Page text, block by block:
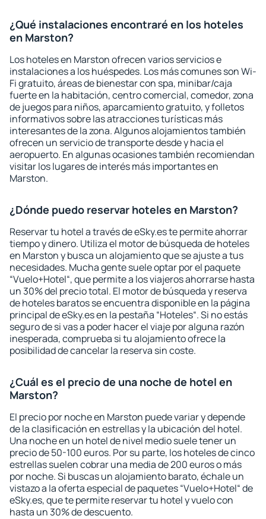
¿Qué instalaciones encontraré en los hoteles
en Marston?
Los hoteles en Marston ofrecen varios servicios e
instalaciones a los huéspedes. Los más comunes son Wi-
Fi gratuito, áreas de bienestar con spa, minibar/caja
fuerte en la habitación, centro comercial, comedor, zona
de juegos para niños, aparcamiento gratuito, y folletos
informativos sobre las atracciones turísticas más
interesantes de la zona. Algunos alojamientos también
ofrecen un servicio de transporte desde y hacia el
aeropuerto. En algunas ocasiones también recomiendan
visitar los lugares de interés más importantes en
Marston.
¿Dónde puedo reservar hoteles en Marston?
Reservar tu hotel a través de eSky.es te permite ahorrar
tiempo y dinero. Utiliza el motor de búsqueda de hoteles
en Marston y busca un alojamiento que se ajuste a tus
necesidades. Mucha gente suele optar por el paquete
“Vuelo+Hotel“, que permite a los viajeros ahorrarse hasta
un 30% del precio total. El motor de búsqueda y reserva
de hoteles baratos se encuentra disponible en la página
principal de eSky.es en la pestaña “Hoteles“. Si no estás
seguro de si vas a poder hacer el viaje por alguna razón
inesperada, comprueba si tu alojamiento ofrece la
posibilidad de cancelar la reserva sin coste.
¿Cuál es el precio de una noche de hotel en
Marston?
El precio por noche en Marston puede variar y depende
de la clasificación en estrellas y la ubicación del hotel.
Una noche en un hotel de nivel medio suele tener un
precio de 50-100 euros. Por su parte, los hoteles de cinco
estrellas suelen cobrar una media de 200 euros o más
por noche. Si buscas un alojamiento barato, échale un
vistazo a la oferta especial de paquetes “Vuelo+Hotel“ de
eSky.es, que te permite reservar tu hotel y vuelo con
hasta un 30% de descuento.